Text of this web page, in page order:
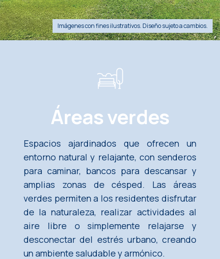
Áreas verdes
Espacios ajardinados que ofrecen un
entorno natural y relajante, con senderos
para caminar, bancos para descansar y
amplias zonas de césped. Las áreas
verdes permiten a los residentes disfrutar
de la naturaleza, realizar actividades al
aire libre o simplemente relajarse y
desconectar del estrés urbano, creando
un ambiente saludable y armónico.